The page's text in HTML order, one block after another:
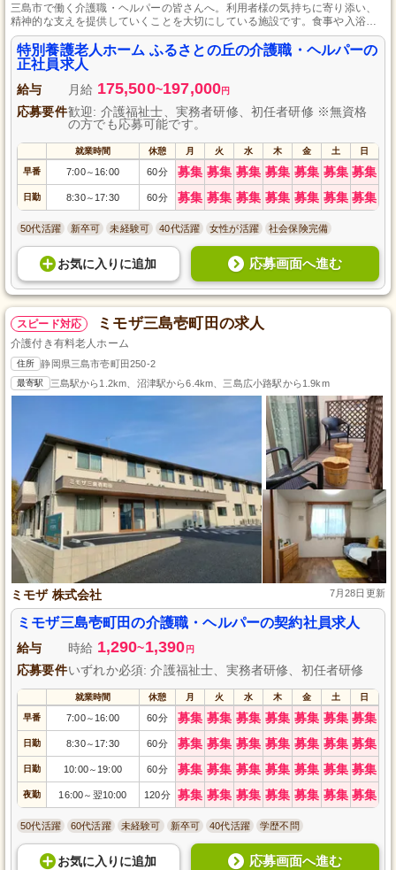
三島市で働く介護職・ヘルパーの皆さんへ。利用者様の気持ちに寄り添い、
精神的な支えを提供していくことを大切にしている施設です。食事や入浴の
サポートから、日常生活の小さな手伝いまで、幅広い介護サービスを行って
います。残業はほぼなく、4週8休のシフト制で、プライベートの時間も大切
にできるのが魅力です。
特別養護老人ホーム ふるさとの丘の介護職・ヘルパーの
正社員求人
給与 月給 175,500~197,000円
応募要件歓迎: 介護福祉士、実務者研修、初任者研修 ※無資格
の方でも応募可能です。
就業時間 休憩 月 火 水 木 金 土 日
早番 7:00～ 16:00 60分 募集 募集 募集 募集 募集 募集 募集
日勤 8:30～ 17:30 60分 募集 募集 募集 募集 募集 募集 募集
50代活躍 新卒可 未経験可 40代活躍 女性が活躍 社会保険完備
お気に入り に追加 応募画面へ進む
スピード対応 ミモザ三島壱町田の求人
介護付き有料老人ホーム
住所 静岡県三島市壱町田250-2
最寄駅 三島駅から1.2km、沼津駅から6.4km、三島広小路駅から1.9km
ミモザ 株式会社 7月28日更新
ミモザ三島壱町田の介護職・ヘルパーの契約社員求人
給与 時給 1,290~1,390 円
応募要件いずれか必須: 介護福祉士、実務者研修、初任者研修
就業時間 休憩 月 火 水 木 金 土 日
早番 7:00～ 16:00 60分 募集 募集 募集 募集 募集 募集 募集
日勤 8:30～ 17:30 60分 募集 募集 募集 募集 募集 募集 募集
日勤 10:00～ 19:00 60分 募集 募集 募集 募集 募集 募集 募集
夜勤 16:00～ 翌10:00 120分 募集 募集 募集 募集 募集 募集 募集
50代活躍 60代活躍 未経験可 新卒可 40代活躍 学歴不問
お気に入り に追加 応募画面へ進む